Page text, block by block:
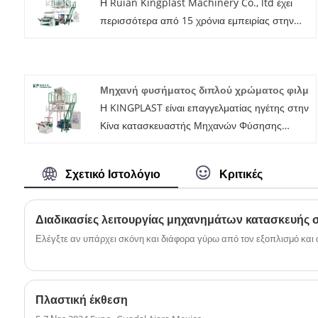
περισσότερα από 15 χρόνια εμπειρίας στην
εμφύσησης φιλμ πολλαπλών στρώσεων τα
τελευταία χρόνια, η μηχανή φουσκώματος
ταινιών ABA kingplast έκανε την ικανότητα να
αποδοτικότητα το καθιστά μια προτιμώμενη
επιλογή σε πολλούς τομείς.
Μηχανή φυσήματος διπλού χρώματος φιλμ
Η KINGPLAST είναι επαγγελματίας ηγέτης στην
Κίνα κατασκευαστής Μηχανών Φύσησης
επικοινωνήσετε μαζί μας.
Σχετικό Ιστολόγιο Κριτικές
Διαδικασίες λειτουργίας μηχανημάτων
Ελέγξτε αν υπάρχει σκόνη και διάφορα γύρω από τον εξοπλισμό και
Πλαστική έκθεση